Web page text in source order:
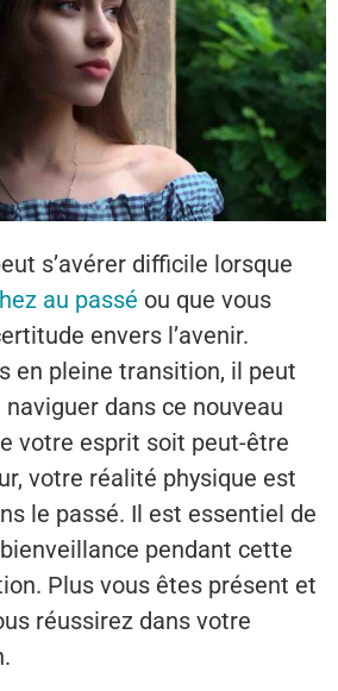
s’avérer difficile lorsque
au passé ou que vous
envers l’avenir.
en pleine transition, il peut
dans ce nouveau
votre esprit soit peut-être
votre réalité physique est
le passé. Il est essentiel de
pendant cette
Plus vous êtes présent et
réussirez dans votre